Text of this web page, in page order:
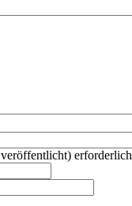
erforderlich